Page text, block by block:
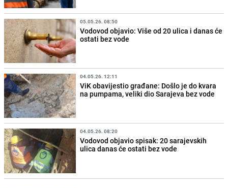
05.05.26. 08:50
Vodovod objavio: Više od 20 ulica i danas će
ostati bez vode
04.05.26. 12:11
ViK obavijestio građane: Došlo je do kvara
na pumpama, veliki dio Sarajeva bez vode
04.05.26. 08:20
Vodovod objavio spisak: 20 sarajevskih
ulica danas će ostati bez vode